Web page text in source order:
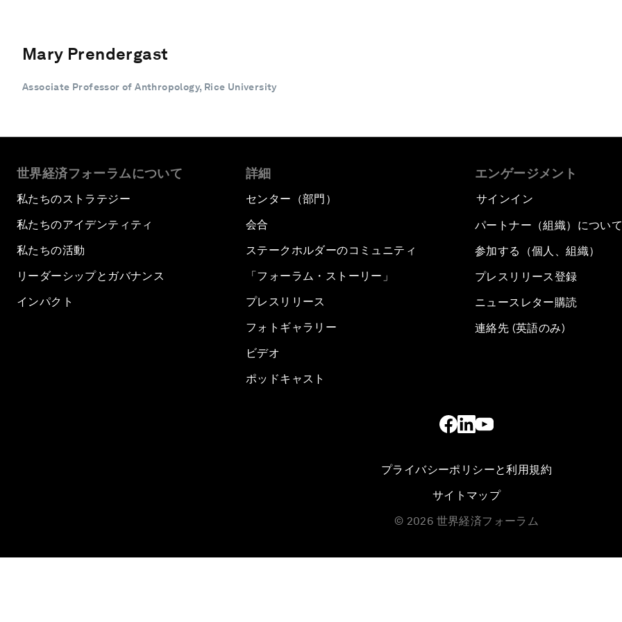
Mary Prendergast
Associate Professor of Anthropology, Rice University
世界経済フォーラムについて
私たちのストラテジー
私たちのアイデンティティ
私たちの活動
リーダーシップとガバナンス
インパクト
詳細
センター（部門）
会合
ステークホルダーのコミュニティ
「フォーラム・ストーリー」
プレスリリース
フォトギャラリー
ビデオ
ポッドキャスト
エンゲージメント
サインイン
パートナー（組織）について
参加する（個人、組織）
プレスリリース登録
ニュースレター購読
連絡先 (英語のみ)
プライバシーポリシーと利用規約
サイトマップ
© 2026 世界経済フォーラム